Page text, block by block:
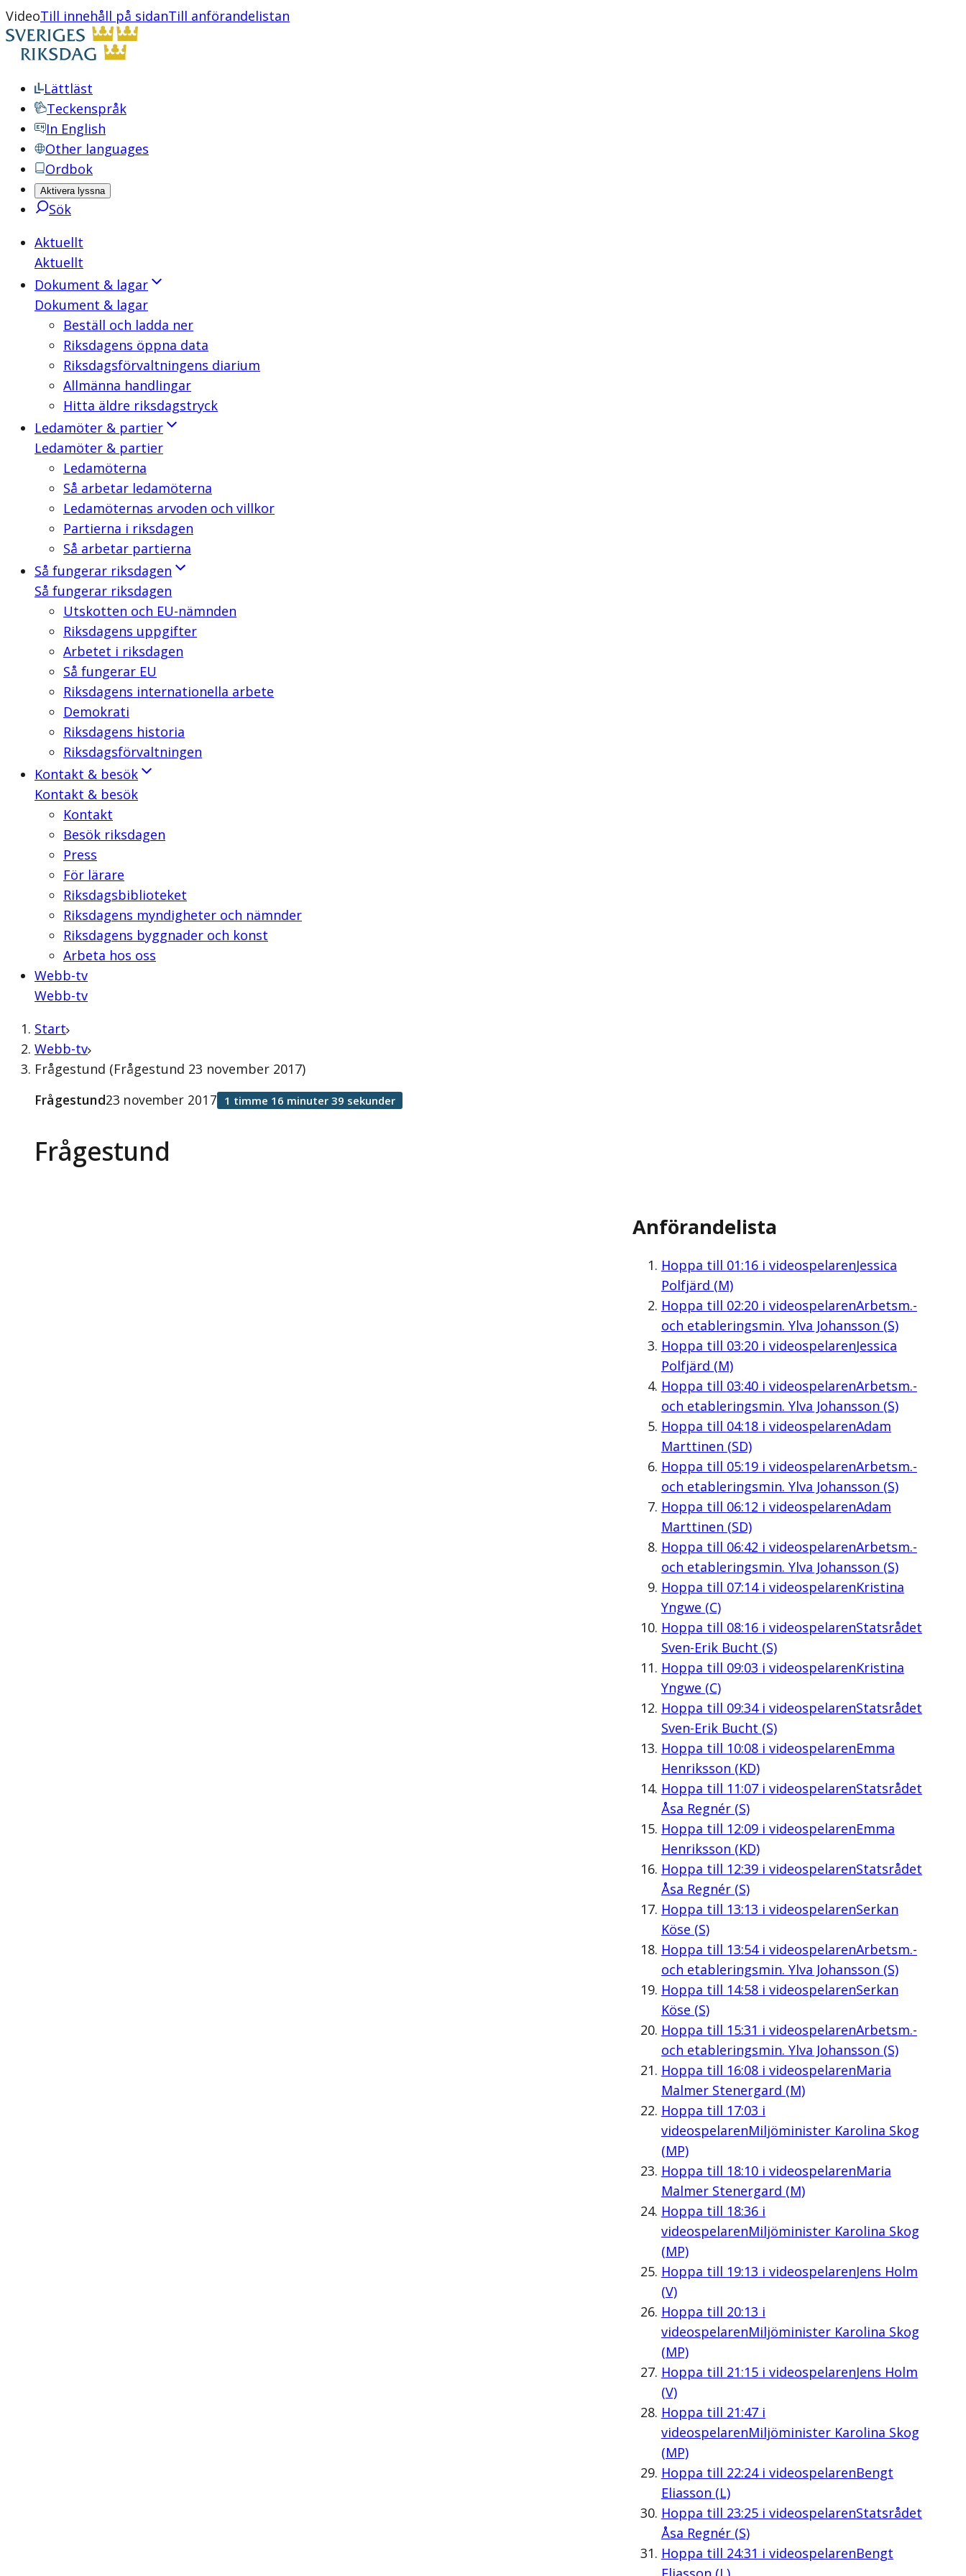
VideoTill innehåll på sidanTill anförandelistan
Lättläst
Teckenspråk
In English
Other languages
Ordbok
Aktivera lyssna
Sök
Aktuellt
Aktuellt
Dokument & lagar
Dokument & lagar
Beställ och ladda ner
Riksdagens öppna data
Riksdagsförvaltningens diarium
Allmänna handlingar
Hitta äldre riksdagstryck
Ledamöter & partier
Ledamöter & partier
Ledamöterna
Så arbetar ledamöterna
Ledamöternas arvoden och villkor
Partierna i riksdagen
Så arbetar partierna
Så fungerar riksdagen
Så fungerar riksdagen
Utskotten och EU-nämnden
Riksdagens uppgifter
Arbetet i riksdagen
Så fungerar EU
Riksdagens internationella arbete
Demokrati
Riksdagens historia
Riksdagsförvaltningen
Kontakt & besök
Kontakt & besök
Kontakt
Besök riksdagen
Press
För lärare
Riksdagsbiblioteket
Riksdagens myndigheter och nämnder
Riksdagens byggnader och konst
Arbeta hos oss
Webb-tv
Webb-tv
Start
Webb-tv
Frågestund (Frågestund 23 november 2017)
Frågestund
Frågestund23 november 2017 1 timme 16 minuter 39 sekunder
Anförandelista
Hoppa till 01:16i videospelarenJessica
Polfjärd (M)
Hoppa till 02:20i videospelarenArbetsm.-
och etableringsmin. Ylva Johansson (S)
Hoppa till 03:20i videospelarenJessica
Polfjärd (M)
Hoppa till 03:40i videospelarenArbetsm.-
och etableringsmin. Ylva Johansson (S)
Hoppa till 04:18i videospelarenAdam
Marttinen (SD)
Hoppa till 05:19i videospelarenArbetsm.-
och etableringsmin. Ylva Johansson (S)
Hoppa till 06:12 i videospelarenAdam
Marttinen (SD)
Hoppa till 06:42 i videospelarenArbetsm.-
och etableringsmin. Ylva Johansson (S)
Hoppa till 07:14i videospelarenKristina
Yngwe (C)
Hoppa till 08:16i videospelarenStatsrådet
Sven-Erik Bucht (S)
Hoppa till 09:03 i videospelarenKristina
Yngwe (C)
Hoppa till 09:34i videospelarenStatsrådet
Sven-Erik Bucht (S)
Hoppa till 10:08i videospelarenEmma
Henriksson (KD)
Hoppa till 11:07i videospelarenStatsrådet
Åsa Regnér (S)
Hoppa till 12:09i videospelarenEmma
Henriksson (KD)
Hoppa till 12:39i videospelarenStatsrådet
Åsa Regnér (S)
Hoppa till 13:13 i videospelarenSerkan
Köse (S)
Hoppa till 13:54i videospelarenArbetsm.-
och etableringsmin. Ylva Johansson (S)
Hoppa till 14:58i videospelarenSerkan
Köse (S)
Hoppa till 15:31 i videospelarenArbetsm.-
och etableringsmin. Ylva Johansson (S)
Hoppa till 16:08i videospelarenMaria
Malmer Stenergard (M)
Hoppa till 17:03 i
videospelarenMiljöminister Karolina Skog
(MP)
Hoppa till 18:10i videospelarenMaria
Malmer Stenergard (M)
Hoppa till 18:36i
videospelarenMiljöminister Karolina Skog
(MP)
Hoppa till 19:13 i videospelarenJens Holm
(V)
Hoppa till 20:13 i
videospelarenMiljöminister Karolina Skog
(MP)
Hoppa till 21:15i videospelarenJens Holm
(V)
Hoppa till 21:47i
videospelarenMiljöminister Karolina Skog
(MP)
Hoppa till 22:24i videospelarenBengt
Eliasson (L)
Hoppa till 23:25i videospelarenStatsrådet
Åsa Regnér (S)
Hoppa till 24:31 i videospelarenBengt